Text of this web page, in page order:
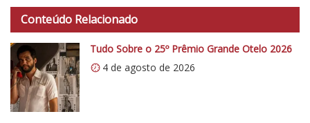
t
p
s
:
/
/
Conteúdo Relacionado
Tudo Sobre o 25º Prêmio Grande Otelo 2026
4 de agosto de 2026